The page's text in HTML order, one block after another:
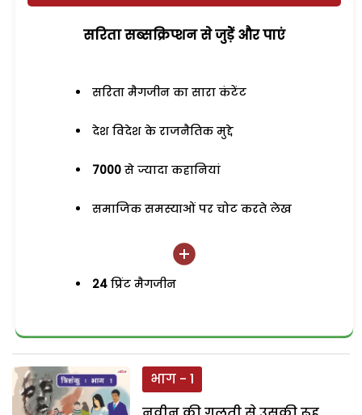
सरिता सब्सक्रिप्शन से जुड़ेें और पाएं
सरिता मैगजीन का सारा कंटेंट
देश विदेश के राजनैतिक मुद्दे
7000 से ज्यादा कहानियां
समाजिक समस्याओं पर चोट करते लेख
24 प्रिंट मैगजीन
भाग - 1